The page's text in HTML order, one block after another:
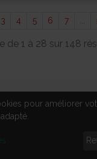
3 4 5 6 7 ...
de 1 à 28 sur 148
?
pour améliorer